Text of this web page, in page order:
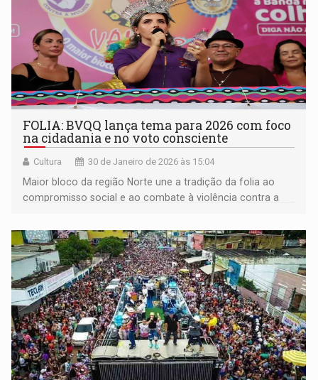
FOLIA: BVQQ lança tema para 2026 com foco
na cidadania e no voto consciente
Cultura 30 de Janeiro de 2026 às 15:04
Maior bloco da região Norte une a tradição da folia ao
compromisso social e ao combate à violência contra a